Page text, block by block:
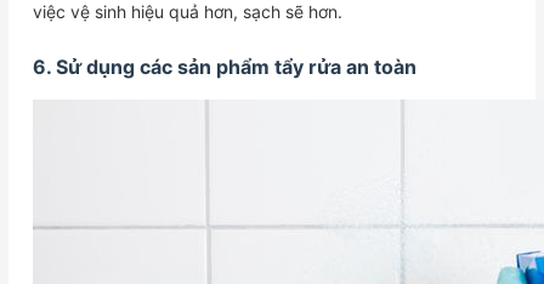
việc vệ sinh hiệu quả hơn, sạch sẽ hơn.
6. Sử dụng các sản phẩm tẩy rửa an toàn